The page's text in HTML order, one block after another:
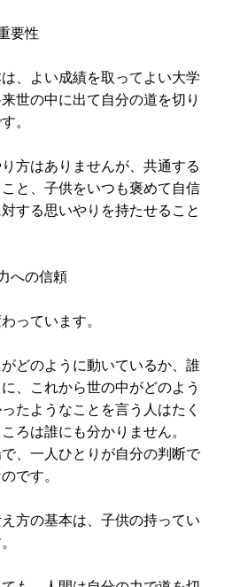
要性
、よい成績を取ってよい大学
世の中に出て自分の道を切り
。
方はありませんが、共通する
と、子供をいつも褒めて自信
する思いやりを持たせること
への信頼
っています。
どのように動いているか、誰
、これから世の中がどのよう
たようなことを言う人はたく
ろは誰にも分かりません。
、一人ひとりが自分の判断で
です。
方の基本は、子供の持ってい